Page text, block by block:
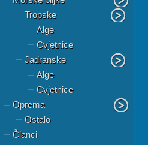
Tropske
Alge
Cvjetnice
Jadranske
Alge
Cvjetnice
Oprema
Ostalo
Članci